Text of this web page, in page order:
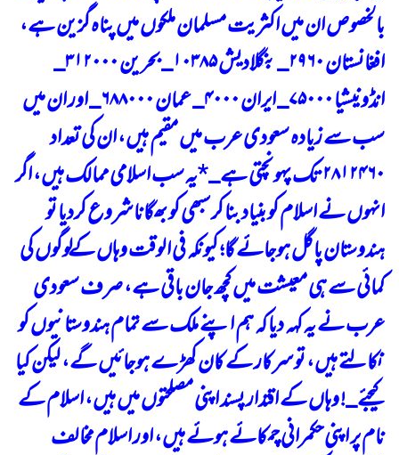
بالخصوص ان میں اکثریت مسلمان ملکوں میں پناہ گزین ہے،
افغانستان ۲۹۶۰_ بنگلادیش ۱۰۳۸۵_ بحرین ۳۱۲۰۰۰_
انڈونیشیا ۷۵۰۰۰_ ایران ۴۰۰۰_ عمان ۶۸۸۰۰۰_ اور ان میں
سب سے زیادہ سعودی عرب میں مقیم ہیں، ان کی تعداد
۲۸۱۲۴۶۰ تک پہونچتی ہے_
*یہ سب اسلامی ممالک ہیں، اگر
انہوں نے اسلام کو بنیاد بنا کر سبھی کو بھگانا شروع کردیا تو
ہندوستان پاگل ہوجائے گا؛ کیونکہ فی الوقت وہاں کے لوگوں کی
کمائی سے ہی معیشت میں کچھ جان باقی ہے، صرف سعودی
عرب نے یہ کہہ دیا کہ ہم اپنے ملک سے تمام ہندوستانیوں کو
نکالتے ہیں، تو سرکار کے کان کھڑے ہوجائیں گے، لیکن کیا
کیجئے_! وہاں کے اقتدار پسند اپنی مصلحتوں میں ہیں، اسلام کے
نام پر اپنی حکمرانی چمکائے ہوئے ہیں، اور اسلام مخالف